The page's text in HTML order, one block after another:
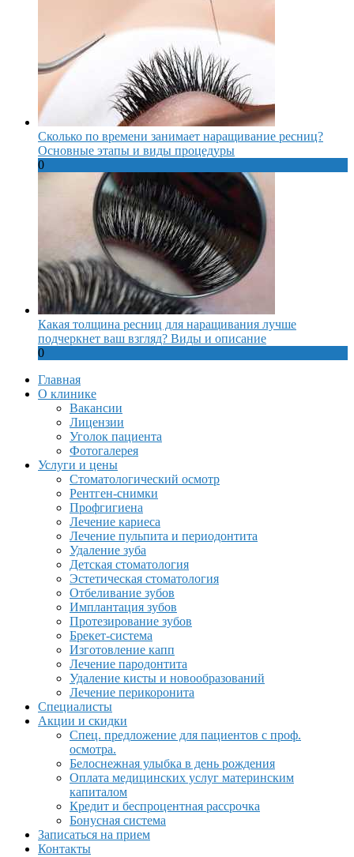
Сколько по времени занимает наращивание ресниц?
Основные этапы и виды процедуры
0
Какая толщина ресниц для наращивания лучше
подчеркнет ваш взгляд? Виды и описание
0
Главная
О клинике
Вакансии
Лицензии
Уголок пациента
Фотогалерея
Услуги и цены
Стоматологический осмотр
Рентген-снимки
Профгигиена
Лечение кариеса
Лечение пульпита и периодонтита
Удаление зуба
Детская стоматология
Эстетическая стоматология
Отбеливание зубов
Имплантация зубов
Протезирование зубов
Брекет-система
Изготовление капп
Лечение пародонтита
Удаление кисты и новообразований
Лечение перикоронита
Специалисты
Акции и скидки
Спец. предложение для пациентов с проф.
осмотра.
Белоснежная улыбка в день рождения
Оплата медицинских услуг материнским
капиталом
Кредит и беспроцентная рассрочка
Бонусная система
Записаться на прием
Контакты